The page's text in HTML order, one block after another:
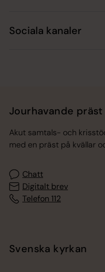
Sociala kanaler
Jourhavande präst
Akut samtals- och
med en präst på kvällar
Chatt
Digitalt brev
Telefon 112
Svenska kyrkan